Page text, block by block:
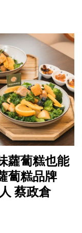
蘿蔔糕也能
蔔糕品牌
蔡政倉